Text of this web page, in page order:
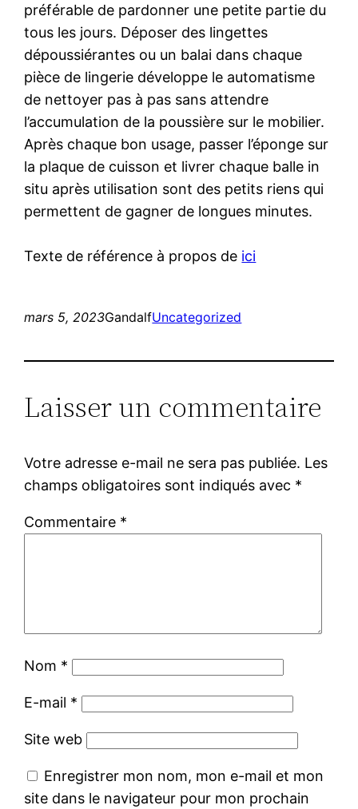
préférable de pardonner une petite partie du
tous les jours. Déposer des lingettes
dépoussiérantes ou un balai dans chaque
pièce de lingerie développe le automatisme
de nettoyer pas à pas sans attendre
l’accumulation de la poussière sur le mobilier.
Après chaque bon usage, passer l’éponge sur
la plaque de cuisson et livrer chaque balle in
situ après utilisation sont des petits riens qui
permettent de gagner de longues minutes.
Texte de référence à propos de ici
mars 5, 2023GandalfUncategorized
Laisser un commentaire
Votre adresse e-mail ne sera pas publiée. Les
champs obligatoires sont indiqués avec *
Commentaire *
Nom *
E-mail *
Site web
Enregistrer mon nom, mon e-mail et mon
site dans le navigateur pour mon prochain